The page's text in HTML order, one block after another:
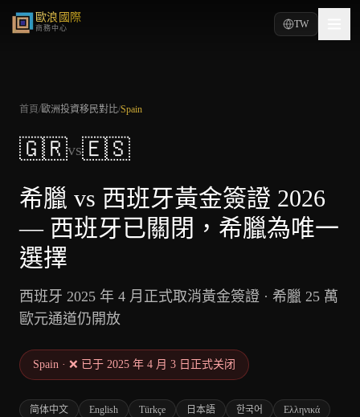
歐浪國際
商務中心 TW
首頁/歐洲投資移民對比/Spain
🇬🇷vs🇪🇸
希臘 vs 西班牙黃金簽證 2026
— 西班牙已關閉，希臘為唯一
選擇
西班牙 2025 年 4 月正式取消黃金簽證 · 希臘 25 萬
歐元通道仍開放
Spain · ❌ 已于 2025 年 4 月 3 日正式关闭
简体中文 English Türkçe 日本語 한국어
Ελληνικά